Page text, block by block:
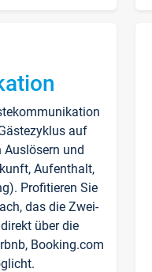
auf
Auslösern und
Aufenthalt,
Profitieren Sie
das die Zwei-
über die
Booking.com